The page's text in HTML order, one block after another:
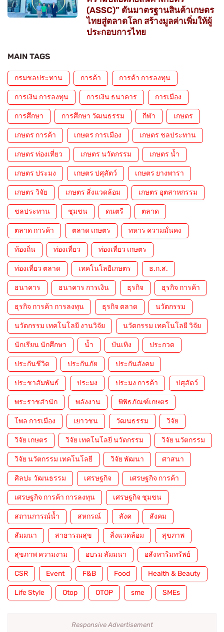
(ASSC)” ดันมาตรฐานสินค้าเกษตร
ไทยสู่ตลาดโลก สร้างมูลค่าเพิ่มให้ผู้
ประกอบการไทย
MAIN TAGS
กรมชลประทาน การค้า การค้า การลงทุน
การเงิน การลงทุน การเงิน ธนาคาร การเมือง
การศึกษา การศึกษา วัฒนธรรม กีฬา เกษตร
เกษตร การค้า เกษตร การเมือง เกษตร ชลประทาน
เกษตร ท่องเที่ยว เกษตร นวัตกรรม เกษตร น้ำ
เกษตร ประมง เกษตร ปศุสัตว์ เกษตร ยางพารา
เกษตร วิจัย เกษตร สิ่งแวดล้อม เกษตร อุตสาหกรรม
ชลประทาน ชุมชน ดนตรี ตลาด
ตลาด การค้า ตลาด เกษตร ทหาร ความมั่นคง
ท้องถิ่น ท่องเที่ยว ท่องเที่ยว เกษตร
ท่องเที่ยว ตลาด เทคโนโลยีเกษตร ธ.ก.ส.
ธนาคาร ธนาคาร การเงิน ธุรกิจ ธุรกิจ การค้า
ธุรกิจ การค้า การลงทุน ธุรกิจ ตลาด นวัตกรรม
นวัตกรรม เทคโนโลยี งานวิจัย นวัตกรรม เทคโนโลยี วิจัย
นักเรียน นักศึกษา น้ำ บันเทิง ประกวด
ประกันชีวิต ประกันภัย ประกันสังคม
ประชาสัมพันธ์ ประมง ประมง การค้า ปศุสัตว์
พระราชสำนัก พลังงาน พิพิธภัณฑ์เกษตร
โพล การเมือง เยาวชน วัฒนธรรม วิจัย
วิจัย เกษตร วิจัย เทคโนโลยี นวัตกรรม วิจัย นวัตกรรม
วิจัย นวัตกรรม เทคโนโลยี วิจัย พัฒนา ศาสนา
ศิลปะ วัฒนธรรม เศรษฐกิจ เศรษฐกิจ การค้า
เศรษฐกิจ การค้า การลงทุน เศรษฐกิจ ชุมชน
สถานการณ์น้ำ สหกรณ์ สังค สังคม
สัมมนา สาธารณสุข สิ่งแวดล้อม สุขภาพ
สุขภาพ ความงาม อบรม สัมมนา อสังหาริมทรัพย์
CSR Event F&B Food Health & Beauty
Life Style Otop OTOP sme SMEs
Responsive Advertisement